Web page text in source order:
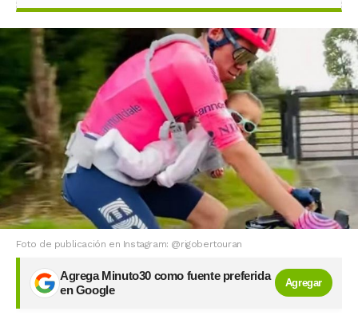
Foto de publicación en Instagram: @rigobertouran
Agrega Minuto30 como fuente preferida
en Google
Agregar